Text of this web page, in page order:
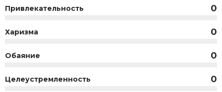
Привлекательность 0
Харизма 0
Обаяние 0
Целеустремленность 0